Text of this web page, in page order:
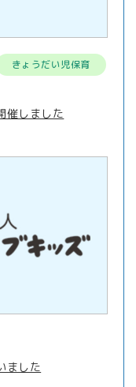
きょうだい児保育
催しました
ました